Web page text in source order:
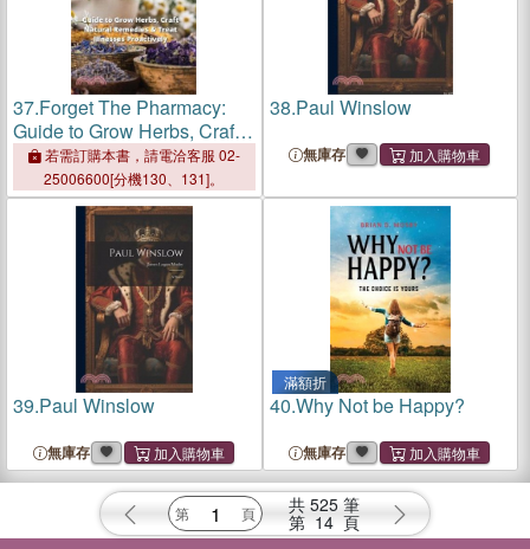
37.Forget The Pharmacy:
Guide to Grow Herbs, Craft
Natural Remedies & Treat
Illnesses Proactively
若需訂購本書，請電洽客服 02-
25006600[分機130、131]。
38.Paul Winslow
無庫存
39.Paul Winslow
無庫存
滿額折
40.Why Not be Happy?
無庫存
共 525 筆
第 14 頁